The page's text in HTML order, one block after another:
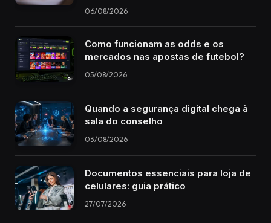
06/08/2026
Como funcionam as odds e os
mercados nas apostas de futebol?
05/08/2026
Quando a segurança digital chega à
sala do conselho
03/08/2026
Documentos essenciais para loja de
celulares: guia prático
27/07/2026